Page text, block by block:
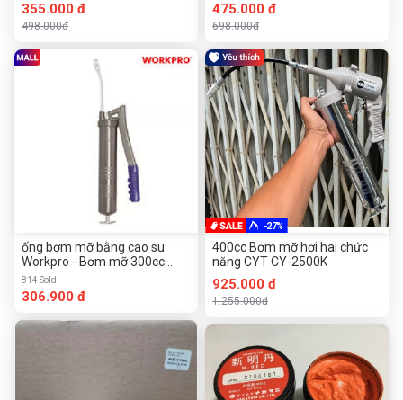
355.000 đ
498.000đ
ống bơm mỡ bằng cao su
Workpro - Bơm mỡ 300cc
,400CC,500CC
814 Sold
306.900 đ
475.000 đ
698.000đ
-27%
400cc Bơm mỡ hơi hai chức
năng CYT CY-2500K
925.000 đ
1.255.000đ